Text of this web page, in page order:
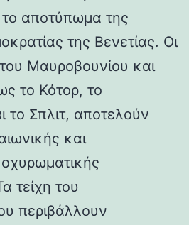
το αποτύπωμα της
της Βενετίας. Οι
Μαυροβουνίου και
το Κότορ, το
το Σπλιτ, αποτελούν
και
τείχη του
περιβάλλουν